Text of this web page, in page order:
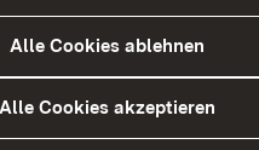
Alle Cookies ablehnen
Alle Cookies akzeptieren